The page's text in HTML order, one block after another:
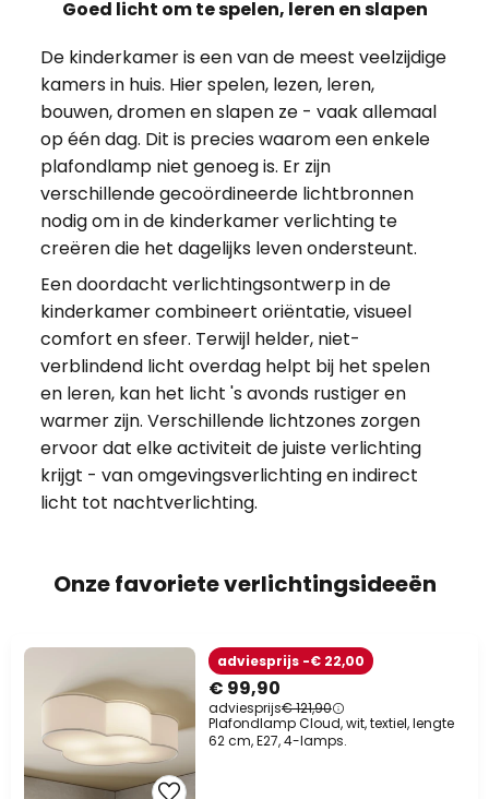
Goed licht om te spelen, leren en slapen
De kinderkamer is een van de meest veelzijdige
kamers in huis. Hier spelen, lezen, leren,
bouwen, dromen en slapen ze - vaak allemaal
op één dag. Dit is precies waarom een enkele
plafondlamp niet genoeg is. Er zijn
verschillende gecoördineerde lichtbronnen
nodig om in de kinderkamer verlichting te
creëren die het dagelijks leven ondersteunt.
Een doordacht verlichtingsontwerp in de
kinderkamer combineert oriëntatie, visueel
comfort en sfeer. Terwijl helder, niet-
verblindend licht overdag helpt bij het spelen
en leren, kan het licht 's avonds rustiger en
warmer zijn. Verschillende lichtzones zorgen
ervoor dat elke activiteit de juiste verlichting
krijgt - van omgevingsverlichting en indirect
licht tot nachtverlichting.
Onze favoriete verlichtingsideeën
€ 99,90
adviesprijs€ 121,90
adviesprijs -€ 22,00
Plafondlamp Cloud, wit, textiel, lengte
62 cm, E27, 4-lamps.